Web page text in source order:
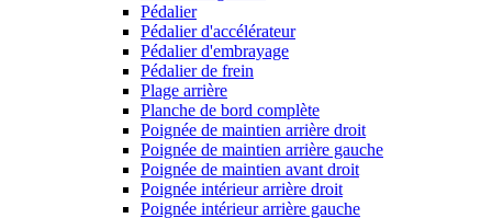
Pédalier
Pédalier d'accélérateur
Pédalier d'embrayage
Pédalier de frein
Plage arrière
Planche de bord complète
Poignée de maintien arrière droit
Poignée de maintien arrière gauche
Poignée de maintien avant droit
Poignée intérieur arrière droit
Poignée intérieur arrière gauche